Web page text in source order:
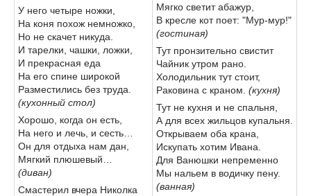
У него четыре ножки,
На коня похож немножко,
Но не скачет никуда.
И тарелки, чашки, ложки,
И прекрасная еда
На его спине широкой
Разместились без труда.
(кухонный стол)
Хорошо, когда он есть,
На него и лечь, и сесть…
Он для отдыха нам дан,
Мягкий плюшевый…
(диван)
Смастерил вчера Николка
Мягко светит абажур,
В кресле кот поет: "Мур-мур!"
(гостиная)
Тут пронзительно свистит
Чайник утром рано.
Холодильник тут стоит,
Раковина с краном. (кухня)
Тут не кухня и не спальня,
А для всех жильцов купальня.
Открываем оба крана,
Искупать хотим Ивана.
Для Ванюшки непременно
Мы нальем в водичку пену.
(ванная)